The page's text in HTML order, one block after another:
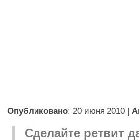
Опубликовано: 20 июня 2010 |
Сделайте ретвит